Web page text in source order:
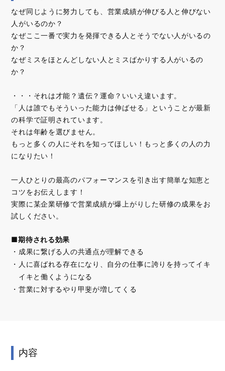
なぜ同じように努力しても、営業成績が伸びる人と伸びない
人がいるのか？
なぜここ一番で実力を発揮できる人とそうでない人がいるの
か？
なぜミスをほとんどしない人とミスばかりする人がいるの
か？
・・・それは才能？遺伝？運命？いいえ違います。
「人は誰でもそういった能力は伸ばせる」ということが最新
の科学で証明されています。
それは年齢を選びません。
もっと多くの人にそれを知ってほしい！もっと多くの人の力
になりたい！
一人ひとりの最高のパフォーマンスを引き出す簡単な知恵と
コツをお伝えします！
実際に某企業研修で営業成績が爆上がりした研修の成果をお
試しください。
■期待される効果
成果に繋げる人の共通点が理解できる
人に喜ばれる存在になり、自分の仕事に誇りを持ってイキ
イキと働くようになる
営業に対するやり甲斐が増してくる
内容